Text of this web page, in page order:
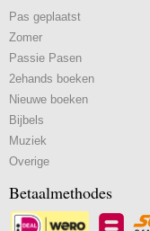
Pas geplaatst
Zomer
Passie Pasen
2ehands boeken
Nieuwe boeken
Bijbels
Muziek
Overige
Betaalmethodes